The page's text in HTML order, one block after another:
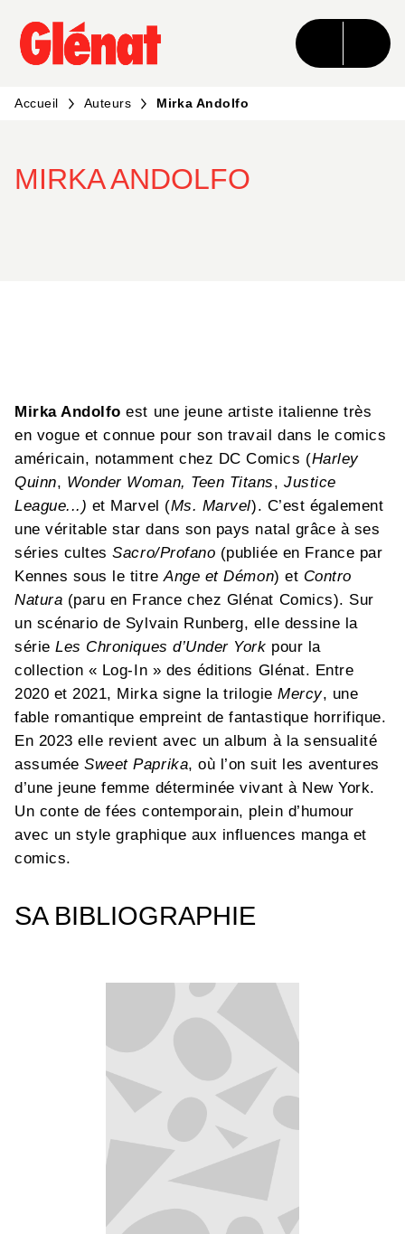
MENU RECHERCHE CONTENU
PIED DE PAGE
Accueil Auteurs Mirka Andolfo
MIRKA ANDOLFO
Mirka Andolfo est une jeune artiste italienne très
en vogue et connue pour son travail dans le comics
américain, notamment chez DC Comics (Harley
Quinn, Wonder Woman, Teen Titans,Justice
League...) et Marvel (Ms. Marvel). C’est également
une véritable star dans son pays natal grâce à ses
séries cultesSacro/Profano (publiée en France par
Kennes sous le titreAnge et Démon) et Contro
Natura (paru en France chez Glénat Comics). Sur
un scénario de Sylvain Runberg, elle dessine la
sérieLes Chroniques d’Under York pour la
collection « Log-In » des éditions Glénat. Entre
2020 et 2021, Mirka signe la trilogieMercy, une
fable romantique empreint de fantastique horrifique.
En 2023 elle revient avec un album à la sensualité
assuméeSweet Paprika, où l’on suit les aventures
d’une jeune femme déterminée vivant à New York.
Un conte de fées contemporain, plein d’humour
avec un style graphique aux influences manga et
comics.
SA BIBLIOGRAPHIE